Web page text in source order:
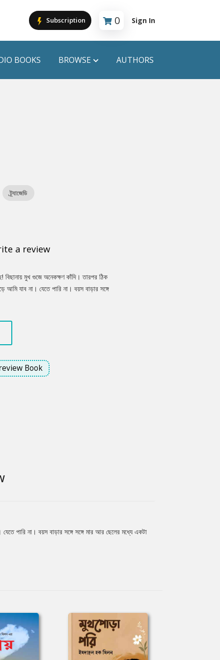
Subscription 0
Cart is empty
Sign In
BOOKS BROWSE AUTHORS
ট্র্যাজেডি
a review
মুখ গুজে অনেকক্ষণ কাঁদি। তারপর ঠিক
যাব না। যেতে পারি না। বয়স বাড়ার সঙ্গে
দূরত্ব মেনে নিয়েও আমাকে ওর কাছাকাছিই
Book
পারি না। বয়স বাড়ার সঙ্গে সঙ্গে মার আর ছেলের মধ্যে একটা